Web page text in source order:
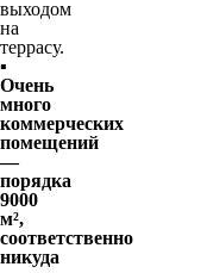
выходом
на
террасу.
▪️
Очень
много
коммерческих
помещений
—
порядка
9000
м²,
соответственно
никуда